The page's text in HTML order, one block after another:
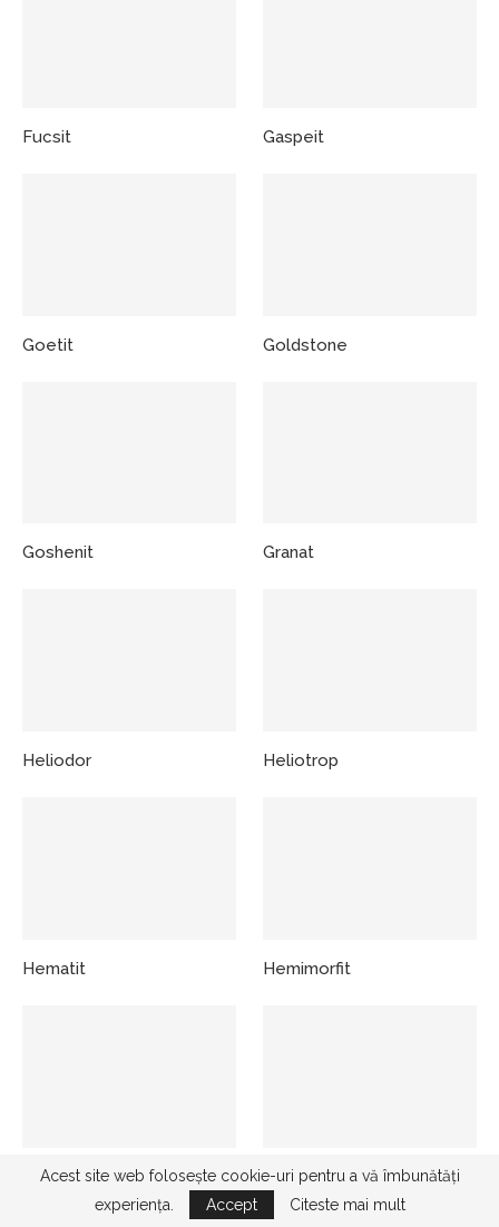
Fucsit Gaspeit
Goetit Goldstone
Goshenit Granat
Heliodor Heliotrop
Hematit Hemimorfit
Hiddenit Hipersten
Acest site web folosește cookie-uri pentru a vă îmbunătăți
experiența.
Accept Citeste mai mult